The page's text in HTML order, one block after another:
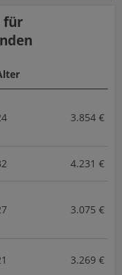
für
3.854 €
4.231 €
3.075 €
3.269 €